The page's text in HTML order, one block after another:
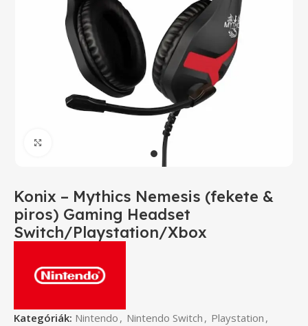
Konix – Mythics Nemesis (fekete &
piros) Gaming Headset
Switch/Playstation/Xbox
Kategóriák: Nintendo , Nintendo Switch , Playstation ,